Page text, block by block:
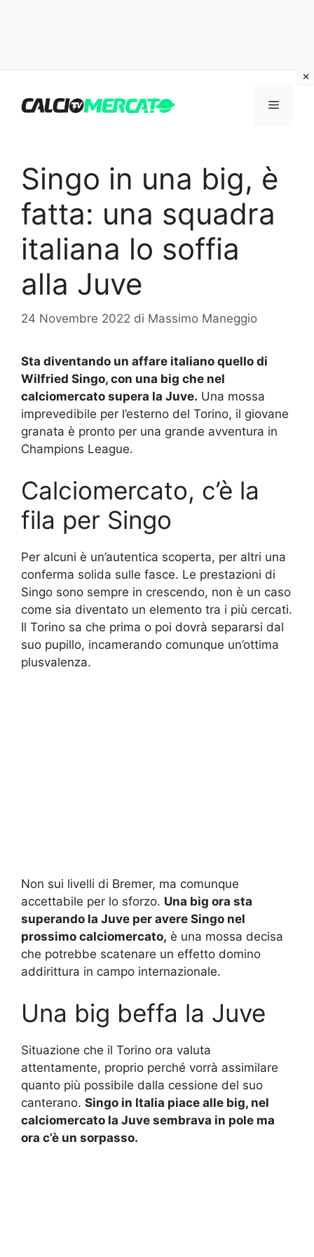
contenuto
Menu
Singo in una big, è
fatta: una squadra
italiana lo soffia
alla Juve
24 Novembre 2022 di Massimo Maneggio
Sta diventando un affare italiano quello di
Wilfried Singo, con una big che nel
calciomercato supera la Juve. Una mossa
imprevedibile per l’esterno del Torino, il giovane
granata è pronto per una grande avventura in
Champions League.
Calciomercato, c’è la
fila per Singo
Per alcuni è un’autentica scoperta, per altri una
conferma solida sulle fasce. Le prestazioni di
Singo sono sempre in crescendo, non è un caso
come sia diventato un elemento tra i più cercati.
Il Torino sa che prima o poi dovrà separarsi dal
suo pupillo, incamerando comunque un’ottima
plusvalenza.
Non sui livelli di Bremer, ma comunque
accettabile per lo sforzo. Una big ora sta
superando la Juve per avere Singo nel
prossimo calciomercato, è una mossa decisa
che potrebbe scatenare un effetto domino
addirittura in campo internazionale.
Una big beffa la Juve
Situazione che il Torino ora valuta
attentamente, proprio perché vorrà assimilare
quanto più possibile dalla cessione del suo
canterano. Singo in Italia piace alle big, nel
calciomercato la Juve sembrava in pole ma
ora c’è un sorpasso.